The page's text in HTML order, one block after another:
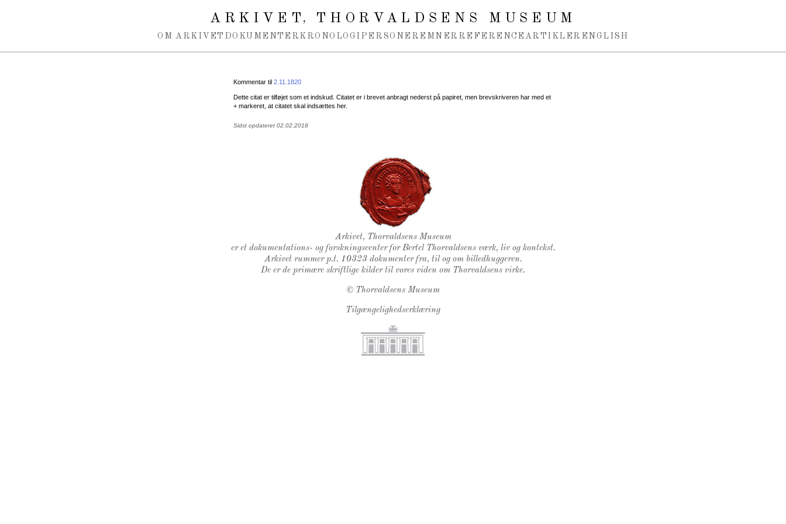
ARKIVET, THORVALDSENS MUSEUM
OM ARKIVET DOKUMENTER KRONOLOGI PERSONER EMNER REFERENCEARTIKLER ENGLISH
Kommentar til 2.11.1820
Dette citat er tilføjet som et indskud. Citatet er i brevet anbragt nederst på papiret, men brevskriveren har med et
+ markeret, at citatet skal indsættes her.
Sidst opdateret 02.02.2018
Thorvaldsens Segl
Arkivet, Thorvaldsens Museum
er et dokumentations- og forskningscenter for Bertel Thorvaldsens værk, liv og kontekst.
Arkivet rummer p.t. 10323 dokumenter fra, til og om billedhuggeren.
De er de primære skriftlige kilder til vores viden om Thorvaldsens virke.
© Thorvaldsens Museum
Tilgængelighedserklæring